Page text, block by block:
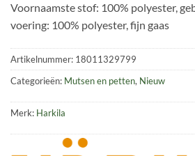
Voornaamste stof: 100% polyester,
voering: 100% polyester, fijn gaas
Artikelnummer: 18011329799
Categorieën: Mutsen en petten, Nieuw
Merk: Harkila